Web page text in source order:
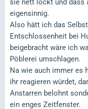
sie nett lockt und dass
eigensinnig.
Also hätt ich das
Entschlossenheit bei
beigebracht wäre ich
Pöblerei umschlagen.
Na wie auch immer es
ihr reagieren würdet,
Anstarren belohnt
ein enges Zeitfenster.